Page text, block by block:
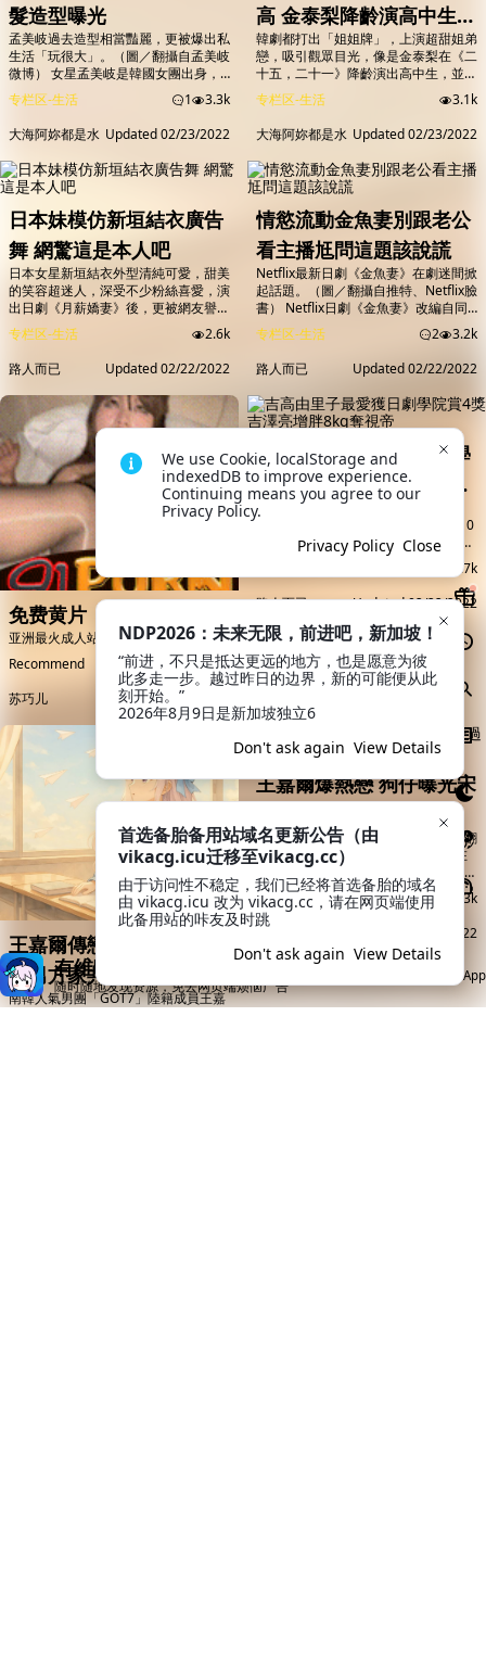
髮造型曝光
孟美岐過去造型相當豔麗，更被爆出私
生活「玩很大」。（圖／翻攝自孟美岐
微博） 女星孟美岐是韓國女團出身，
靠著選秀節目在中國走紅，原先擁有一
大票粉絲，不料孟美岐在去年被爆料介
入音樂製作人陳令韜的感情，淪為小
三，讓她被網友罵爆，因此暫時息影、
消失在螢光幕前。而近日孟美岐接拍新
電影《我心飛揚》上演運動選手奪冠的
故事，終於頂著短髮出席宣傳活動現
場，樸素的風格和往日大不相同，也再
度掀起討論。 孟美...
专栏区-生活 1
3.3k
大海阿妳都是水 Updated02/23/2022
高 金泰梨降齡演高中生無
違和
韓劇都打出「姐姐牌」，上演超甜姐弟
戀，吸引觀眾目光，像是金泰梨在《二
十五，二十一》降齡演出高中生，並攜
手小三歲的南柱赫談起青澀戀愛，收視
率奪下同時段冠軍，女神朴敏英也跟小
八歲的宋江，在新劇中有不少火花。
圖／翻攝自米兔的韩流生活 微博 韓劇
《二十五，二十一》：「讓我上車，妳
想上車的話，就先為在社區裡張揚我面
試落選，讓我丟臉的事道歉，現在我哪
有時間跟你道歉啊，你沒看到我被他們
追著跑嗎。」...
专栏区-生活
3.1k
大海阿妳都是水 Updated02/23/2022
日本妹模仿新垣結衣廣告
舞 網驚這是本人吧
日本女星新垣結衣外型清純可愛，甜美
的笑容超迷人，深受不少粉絲喜愛，演
出日劇《月薪嬌妻》後，更被網友譽為
「國民老婆」，但去年5月宣布和日本
男星星野源結婚後，讓大批男粉絲瞬間
「失婚」。而近期日本有一位18歲女
高中生，因長相激似新垣結衣，神還原
新垣結衣剛出道時曾拍攝過巧克力棒廣
告，掀起網友熱烈討論。 這名住在日
本愛知縣的女學生，目前就讀高中3年
級，因為長相神似新垣結衣，特意在
「TikTok」取了...
专栏区-生活
2.6k
路人而已
Updated02/22/2022
情慾流動金魚妻別跟老公
看主播尪問這題該說謊
Netflix最新日劇《金魚妻》在劇迷間掀
起話題。（圖／翻攝自推特、Netflix臉
書） Netflix日劇《金魚妻》改編自同
名人氣漫畫，描述6名人妻跨越道德底
線，發展禁斷不倫戀的故事，劇中畫面
情慾流動，鹹濕尺度讓不少劇迷看得臉
紅心跳。主播劉芯彤看完也發文分享心
得，她誠心建議「最好不要跟老公一起
看！」因為劇中女性對婚姻的想法「根
本超寫實」。 金魚妻火辣熱播中。
专栏区-生活 2
3.2k
路人而已
Updated02/22/2022
免费黄片
亚洲最火成人站，91Porn正式上线！
Recommend
3.1k
苏巧儿
02/22/2022
吉高由里子最愛獲日劇學
院賞4獎 吉澤亮增胖8kg
奪視帝
吉澤亮（左圖）和吉高由里子分別以
《直衝青天》、《最愛》拿下「第110
屆THE TELEVISION日劇學院賞」最佳
男、女主角。（翻攝自thetv.jp） 吉高
由里子主演日劇《最愛》由《我要準時
下班》《MIU404》團隊製作，播出後
TELEVISION日劇學院賞」獲最佳作
品、最佳女主角、最佳劇本及最佳導演
4獎項，成為本屆大贏家。最佳男主角
則由NHK大河劇《直...
2.7k
路人而已
Updated02/22/2022
王嘉爾傳戀愛ING宋雨琦
進男方家共度春宵手捧玫
瑰花離開
南韓人氣男團「GOT7」陸籍成員王嘉
王嘉爾爆熱戀 狗仔曝光宋
中國狗仔拍到兩人疑似過夜。（圖／翻
攝自攝影劉大錘微博） 近年來許多在
韓國出道的中國藝人回中國發展，其中
韓團GOT7成員王嘉爾與(G)I-DLE出身
的宋雨琦，回去中國娛樂圈發展後吸引
不少粉絲，兩人也經常在綜藝節目中相
遇，沒想到今（22）日卻爆出戀情，
中國狗仔拍到宋雨琦疑似到男方家過
日PO出最新照片，透露自己近日拍到
宋雨琦回到飯店後，立刻被王嘉爾的司
专栏区-生活
3k
每呼吸60秒
02/22/2022
有维咔App就够了
随时随地发现资源，免去网页端烦恼广告
Open App
We use Cookie, localStorage and
indexedDB to improve experience.
Continuing means you agree to our
Privacy Policy.
Privacy Policy Close
NDP2026：未来无限，前进吧，新加坡！
“前进，不只是抵达更远的地方，也是愿意为彼
此多走一步。越过昨日的边界，新的可能便从此
刻开始。”
2026年8月9日是新加坡独立6
Don't ask again View Details
首选备胎备用站域名更新公告（由
vikacg.icu迁移至vikacg.cc）
由于访问性不稳定，我们已经将首选备胎的域名
由 vikacg.icu 改为 vikacg.cc，请在网页端使用
此备用站的咔友及时跳
Don't ask again View Details